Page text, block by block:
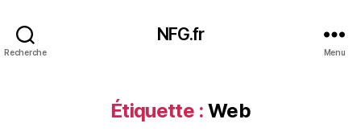
Recherche
NFG.fr
Menu
Étiquette : Web